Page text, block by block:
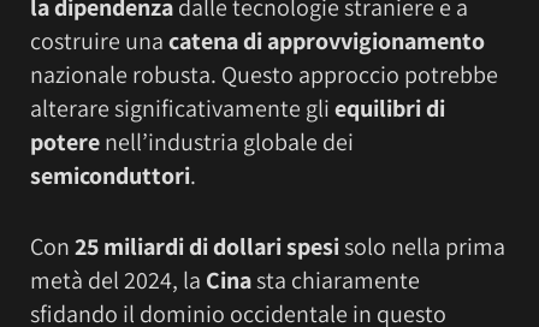
la dipendenzadalle tecnologie straniere e a
costruire unacatena di approvvigionamento
nazionale robusta. Questo approccio potrebbe
alterare significativamente gliequilibri di
poterenell’industria globale dei
semiconduttori.
Con25 miliardi di dollari spesisolo nella prima
metà del 2024, la Cinasta chiaramente
sfidando il dominio occidentale in questo